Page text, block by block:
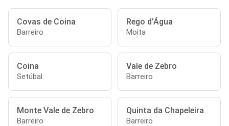
Covas de Coina
Barreiro
Rego d'Água
Moita
Coina
Setúbal
Vale de Zebro
Barreiro
Monte Vale de Zebro
Barreiro
Quinta da Chapeleira
Barreiro